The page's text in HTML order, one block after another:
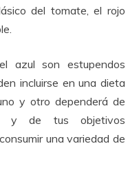
del tomate, el rojo
azul son estupendos
incluirse en una dieta
y otro dependerá de
y de tus objetivos
una variedad de